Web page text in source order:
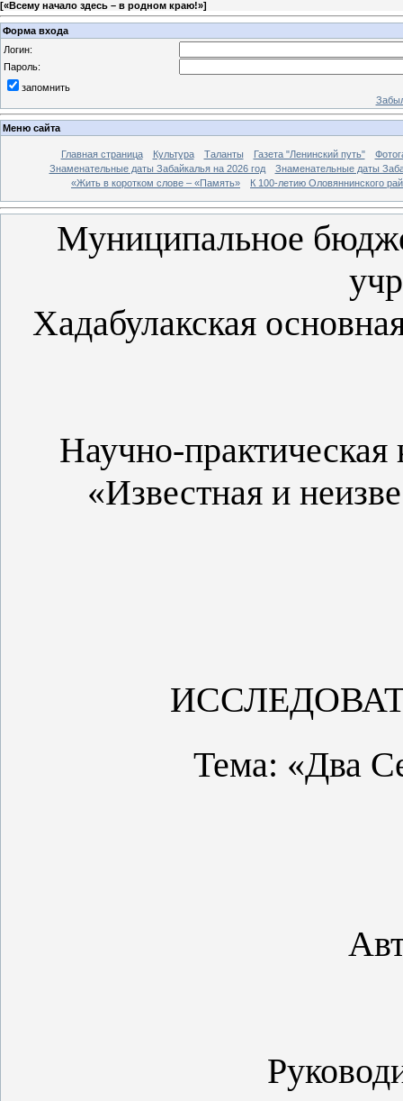
[«Всему начало здесь – в родном краю!»]
Форма входа
Логин:
Пароль:
запомнить
Меню сайта
Главная страница Культура Таланты Газета "Ленинский путь"
Знаменательные даты Забайкалья на 2026 год
Знаменательные даты
«Жить в коротком слове – «Память»
К 100-летию Оловяннинского
Муниципальное
Хадабулакская
Научно-практическая
«Известная и
Тема: «Два